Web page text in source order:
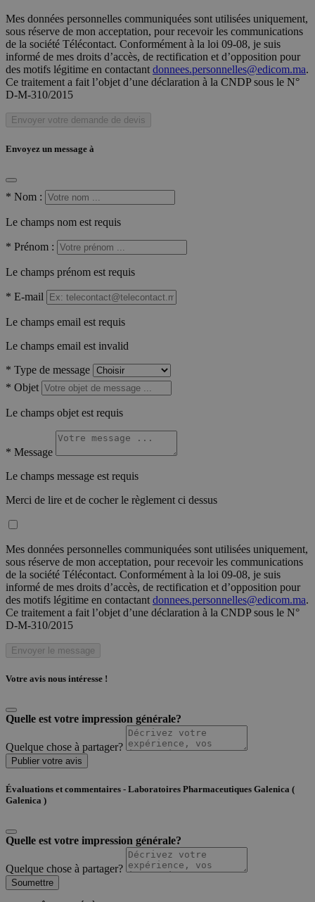
Mes données personnelles communiquées sont utilisées uniquement,
sous réserve de mon acceptation, pour recevoir les communications
de la société Télécontact. Conformément à la loi 09-08, je suis
informé de mes droits d’accès, de rectification et d’opposition pour
des motifs légitime en contactant donnees.personnelles@edicom.ma.
Ce traitement a fait l’objet d’une déclaration à la CNDP sous le N°
D-M-310/2015
Envoyer votre demande de devis
Envoyez un message à
* Nom :
Le champs nom est requis
* Prénom :
Le champs prénom est requis
* E-mail
Le champs email est requis
Le champs email est invalid
* Type de message
* Objet
Le champs objet est requis
* Message
Le champs message est requis
Merci de lire et de cocher le règlement ci dessus
Mes données personnelles communiquées sont utilisées uniquement,
sous réserve de mon acceptation, pour recevoir les communications
de la société Télécontact. Conformément à la loi 09-08, je suis
informé de mes droits d’accès, de rectification et d’opposition pour
des motifs légitime en contactant donnees.personnelles@edicom.ma.
Ce traitement a fait l’objet d’une déclaration à la CNDP sous le N°
D-M-310/2015
Envoyer le message
Votre avis nous intéresse !
Quelle est votre impression générale?
Quelque chose à partager?
Publier votre avis
Évaluations et commentaires - Laboratoires Pharmaceutiques Galenica (
Galenica )
Quelle est votre impression générale?
Quelque chose à partager?
Soumettre